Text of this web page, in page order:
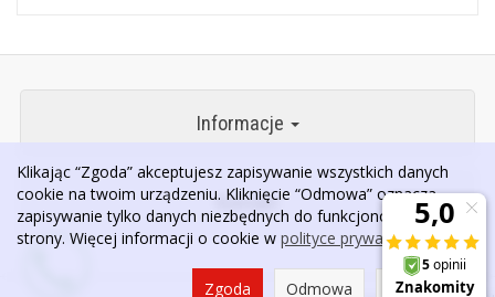
Informacje
Kontakt
Klikając “Zgoda” akceptujesz zapisywanie wszystkich danych
cookie na twoim urządzeniu. Kliknięcie “Odmowa” oznacza
zapisywanie tylko danych niezbędnych do funkcjonowania
strony. Więcej informacji o cookie w polityce prywatności.
Ustawienia
Odmowa
Zgoda